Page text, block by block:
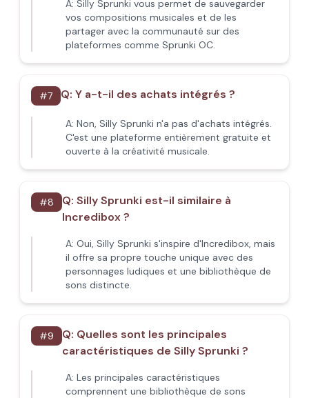
A: Silly Sprunki vous permet de sauvegarder
vos compositions musicales et de les
partager avec la communauté sur des
plateformes comme Sprunki OC.
#7 Q: Y a-t-il des achats intégrés ?
A: Non, Silly Sprunki n'a pas d'achats intégrés.
C'est une plateforme entièrement gratuite et
ouverte à la créativité musicale.
#8 Q: Silly Sprunki est-il similaire à
Incredibox ?
A: Oui, Silly Sprunki s'inspire d'Incredibox, mais
il offre sa propre touche unique avec des
personnages ludiques et une bibliothèque de
sons distincte.
#9 Q: Quelles sont les principales
caractéristiques de Silly Sprunki ?
A: Les principales caractéristiques
comprennent une bibliothèque de sons